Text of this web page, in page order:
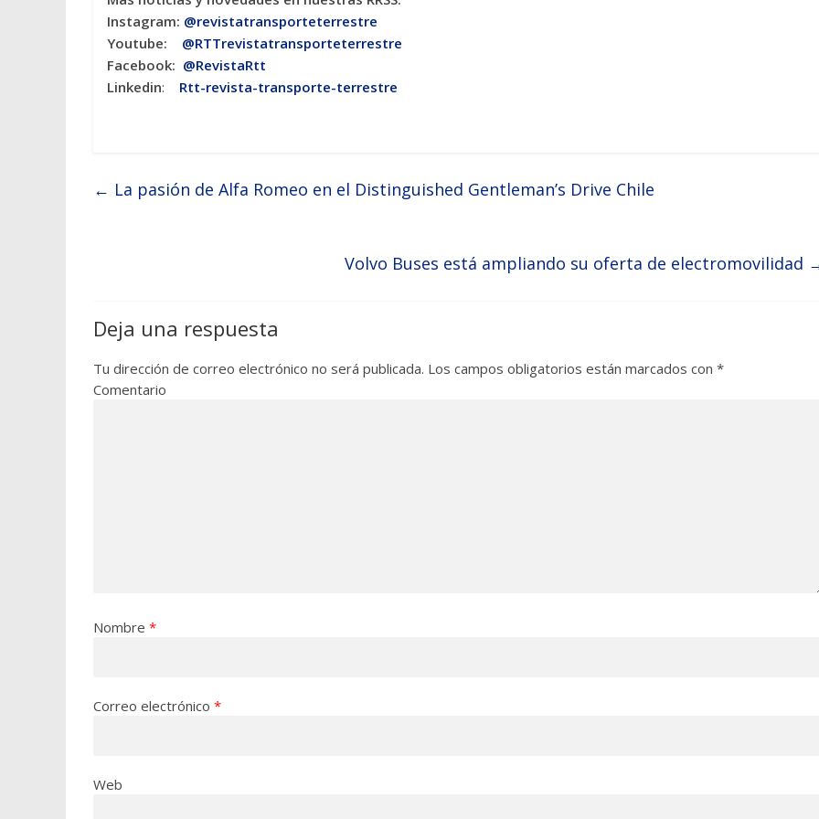
Instagram: @revistatransporteterrestre
Youtube: @RTTrevistatransporteterrestre
Facebook: @RevistaRtt
Linkedin: Rtt-revista-transporte-terrestre
← La pasión de Alfa Romeo en el Distinguished Gentleman’s Drive Chile
Volvo Buses está ampliando su oferta de electromovilidad
Deja una respuesta
Tu dirección de correo electrónico no será publicada. Los campos obligatorios están marcados con *
Comentario
Nombre *
Correo electrónico *
Web